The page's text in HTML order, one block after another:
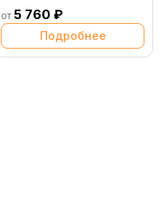
от 5 760 ₽
Подробнее